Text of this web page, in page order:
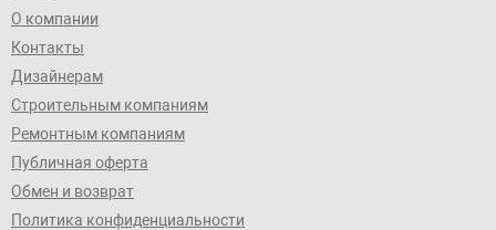
О компании
Контакты
Дизайнерам
Строительным компаниям
Ремонтным компаниям
Публичная оферта
Обмен и возврат
Политика конфиденциальности